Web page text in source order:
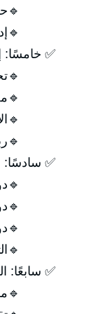
✅ خامسًا:
🔹ربط
✅ سادسًا:
🔹دور
🔹دور
🔹دور
✅ سابعًا: